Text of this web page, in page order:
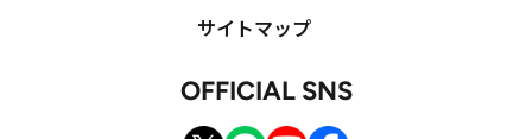
サイトマップ
OFFICIAL SNS